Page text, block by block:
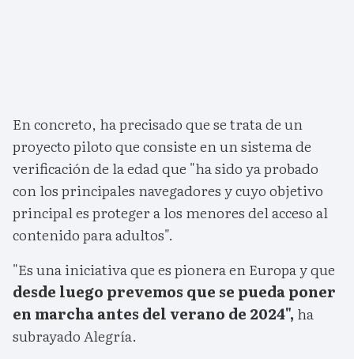
En concreto, ha precisado que se trata de un
proyecto piloto que consiste en un sistema de
verificación de la edad que "ha sido ya probado
con los principales navegadores y cuyo objetivo
principal es proteger a los menores del acceso al
contenido para adultos".
"Es una iniciativa que es pionera en Europa y que
desde luego prevemos que se pueda poner
en marcha antes del verano de 2024", ha
subrayado Alegría.